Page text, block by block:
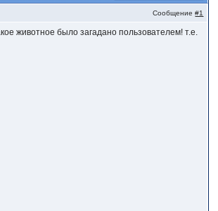
Сообщение#1
животное было загадано пользователем! т.е.